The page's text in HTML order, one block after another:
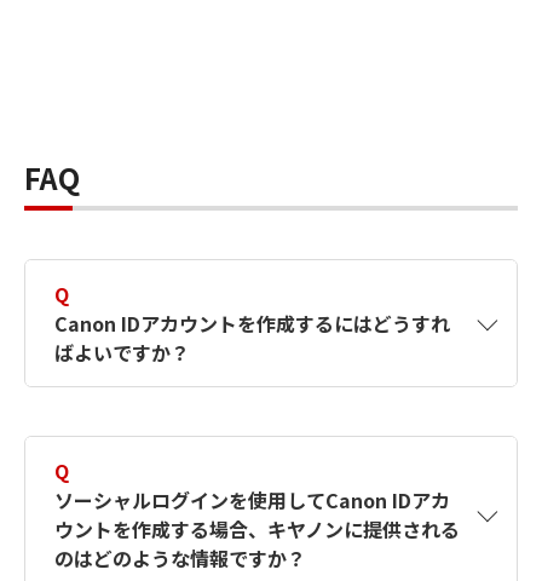
FAQ
Q
Canon IDアカウントを作成するにはどうすれ
ばよいですか？
す。詳しい作成方法は【カメラ】Canon IDとは
何ですか？Canon IDの作成方法は？をご確認く
ださい。
Q
ソーシャルログインを使用してCanon IDアカ
ウントを作成する場合、キヤノンに提供される
のはどのような情報ですか？